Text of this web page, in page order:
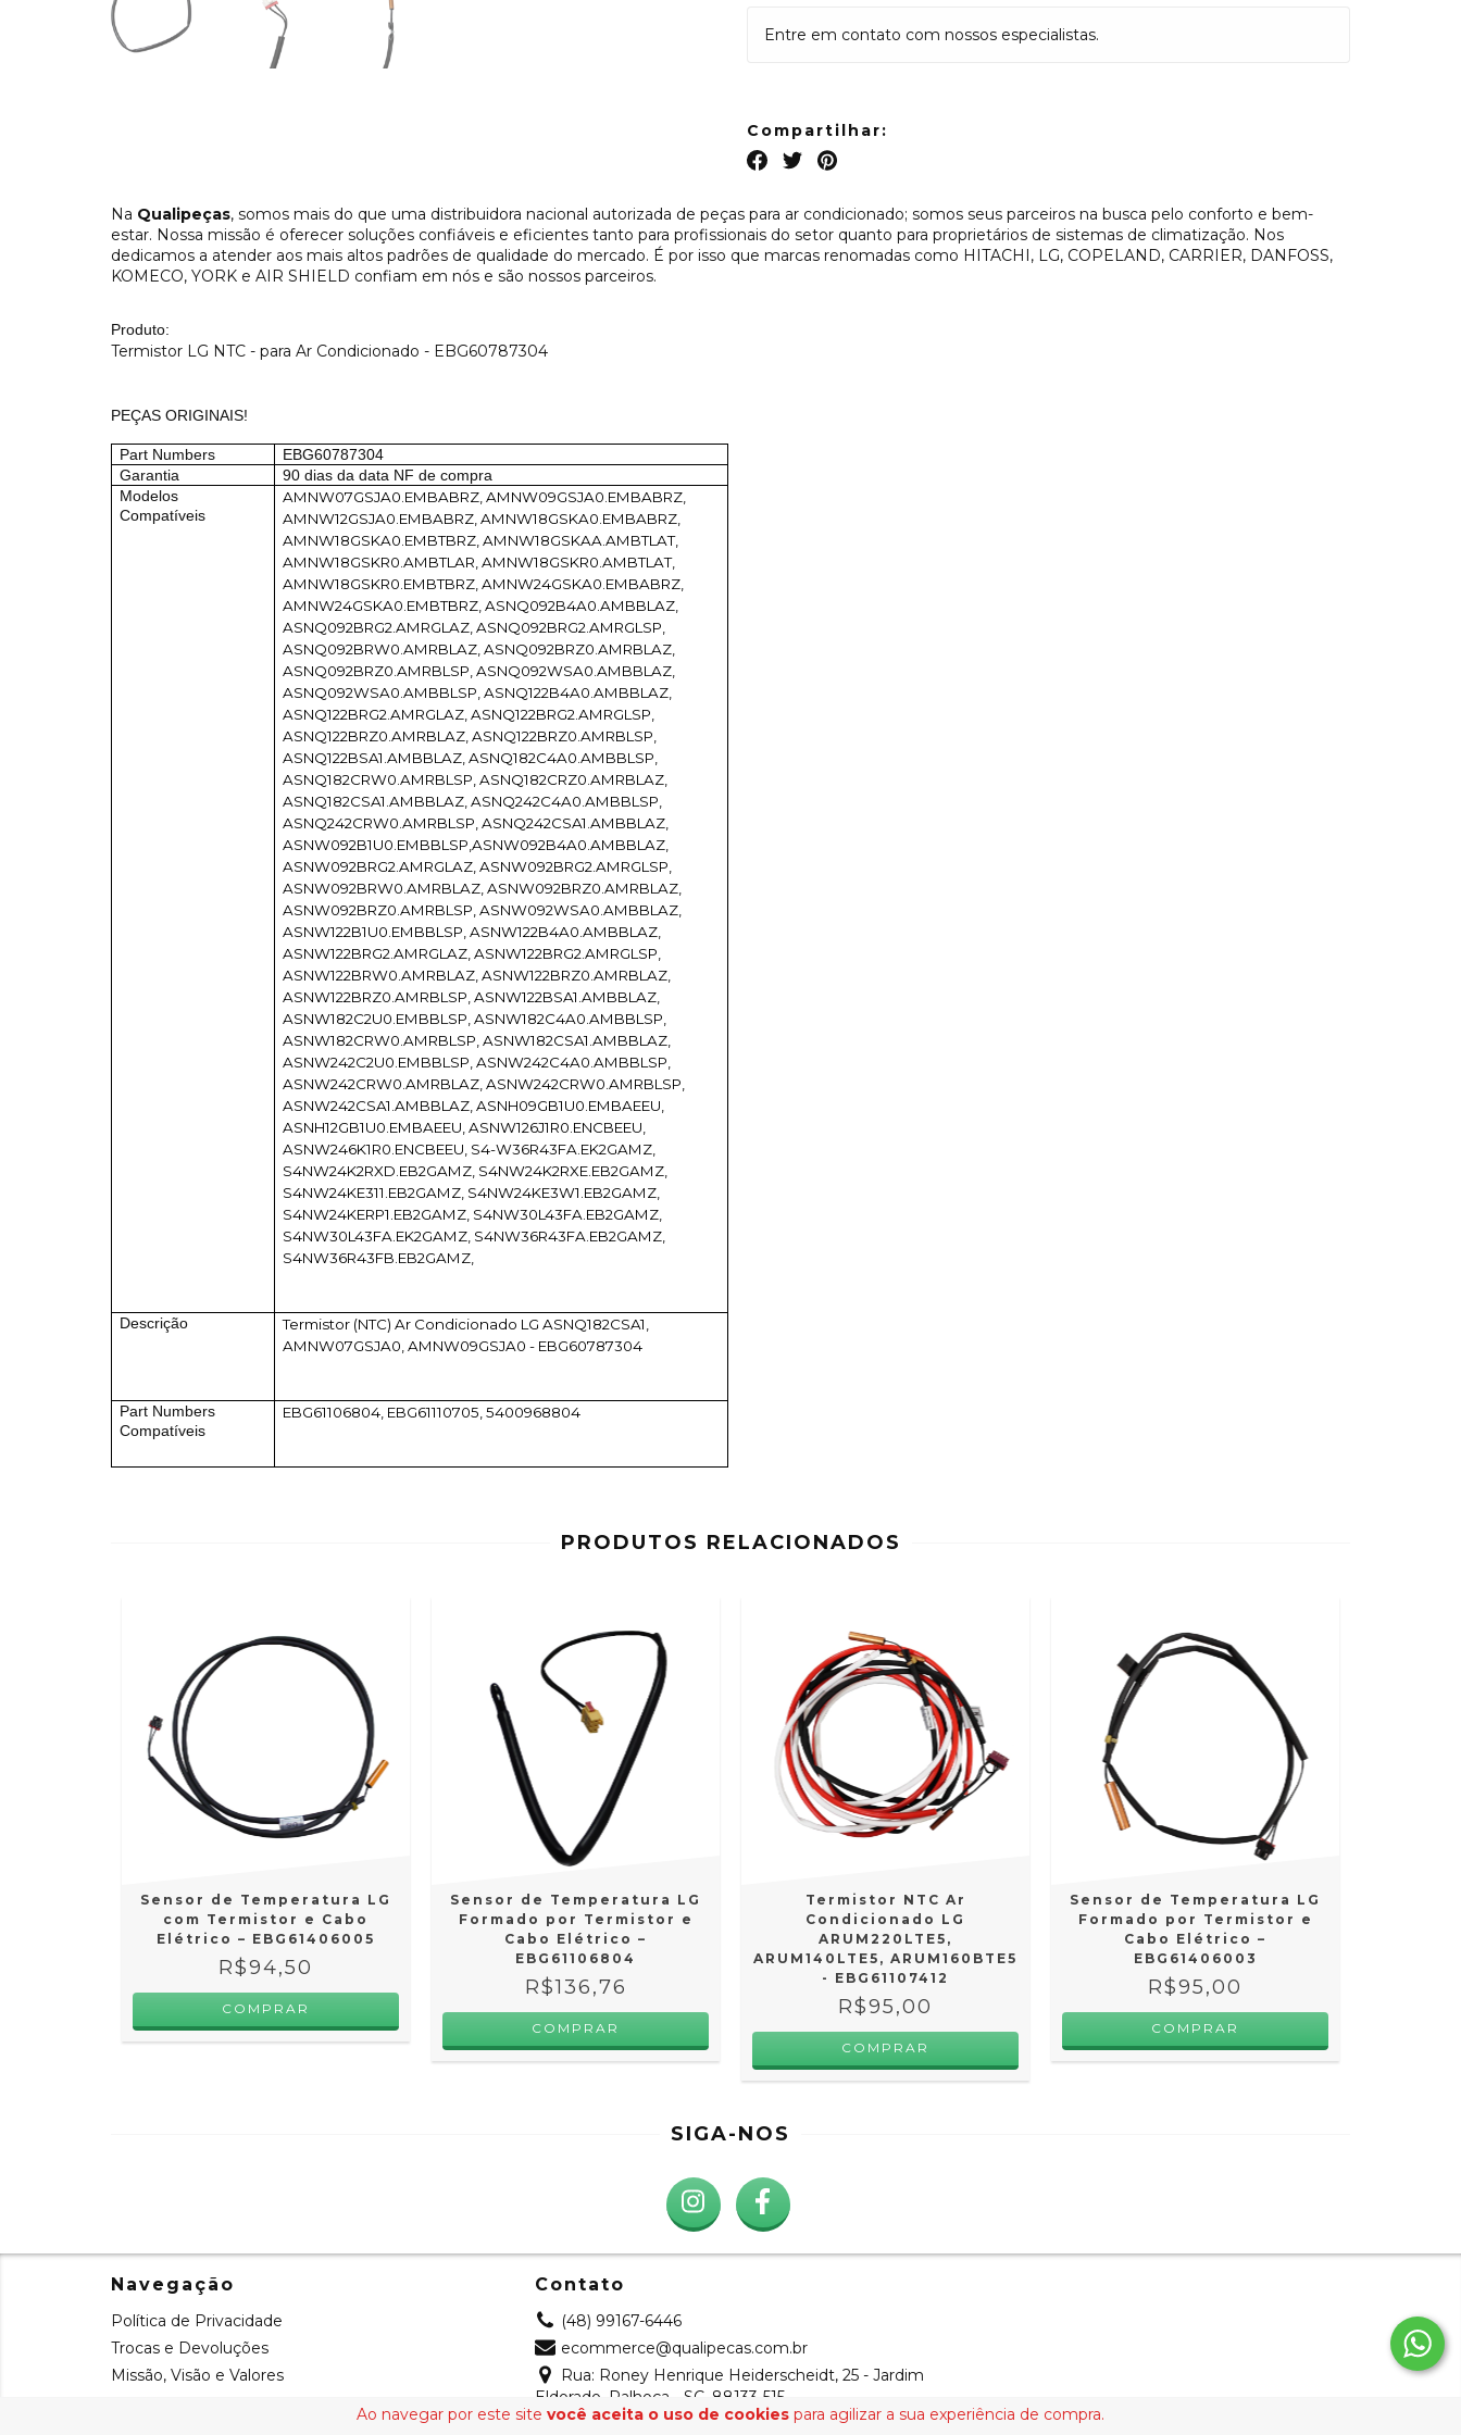
Ao navegar por este site você aceita o uso de cookies para agilizar a sua experiência de compra.
Entre em contato com nossos especialistas.
Compartilhar:
Na Qualipeças, somos mais do que uma distribuidora nacional autorizada de peças para ar condicionado; somos seus parceiros na busca pelo conforto e bem-
estar. Nossa missão é oferecer soluções confiáveis e eficientes tanto para profissionais do setor quanto para proprietários de sistemas de climatização. Nos
dedicamos a atender aos mais altos padrões de qualidade do mercado. É por isso que marcas renomadas como HITACHI, LG, COPELAND, CARRIER, DANFOSS,
KOMECO, YORK e AIR SHIELD confiam em nós e são nossos parceiros.
Produto:
Termistor LG NTC - para Ar Condicionado - EBG60787304
PEÇAS ORIGINAIS!
Part Numbers
EBG60787304
Garantia
90 dias da data NF de compra
Modelos
Compatíveis
AMNW07GSJA0.EMBABRZ, AMNW09GSJA0.EMBABRZ,
AMNW12GSJA0.EMBABRZ, AMNW18GSKA0.EMBABRZ,
AMNW18GSKA0.EMBTBRZ, AMNW18GSKAA.AMBTLAT,
AMNW18GSKR0.AMBTLAR, AMNW18GSKR0.AMBTLAT,
AMNW18GSKR0.EMBTBRZ, AMNW24GSKA0.EMBABRZ,
AMNW24GSKA0.EMBTBRZ, ASNQ092B4A0.AMBBLAZ,
ASNQ092BRG2.AMRGLAZ, ASNQ092BRG2.AMRGLSP,
ASNQ092BRW0.AMRBLAZ, ASNQ092BRZ0.AMRBLAZ,
ASNQ092BRZ0.AMRBLSP, ASNQ092WSA0.AMBBLAZ,
ASNQ092WSA0.AMBBLSP, ASNQ122B4A0.AMBBLAZ,
ASNQ122BRG2.AMRGLAZ, ASNQ122BRG2.AMRGLSP,
ASNQ122BRZ0.AMRBLAZ, ASNQ122BRZ0.AMRBLSP,
ASNQ122BSA1.AMBBLAZ, ASNQ182C4A0.AMBBLSP,
ASNQ182CRW0.AMRBLSP, ASNQ182CRZ0.AMRBLAZ,
ASNQ182CSA1.AMBBLAZ, ASNQ242C4A0.AMBBLSP,
ASNQ242CRW0.AMRBLSP, ASNQ242CSA1.AMBBLAZ,
ASNW092B1U0.EMBBLSP,ASNW092B4A0.AMBBLAZ,
ASNW092BRG2.AMRGLAZ, ASNW092BRG2.AMRGLSP,
ASNW092BRW0.AMRBLAZ, ASNW092BRZ0.AMRBLAZ,
ASNW092BRZ0.AMRBLSP, ASNW092WSA0.AMBBLAZ,
ASNW122B1U0.EMBBLSP, ASNW122B4A0.AMBBLAZ,
ASNW122BRG2.AMRGLAZ, ASNW122BRG2.AMRGLSP,
ASNW122BRW0.AMRBLAZ, ASNW122BRZ0.AMRBLAZ,
ASNW122BRZ0.AMRBLSP, ASNW122BSA1.AMBBLAZ,
ASNW182C2U0.EMBBLSP, ASNW182C4A0.AMBBLSP,
ASNW182CRW0.AMRBLSP, ASNW182CSA1.AMBBLAZ,
ASNW242C2U0.EMBBLSP, ASNW242C4A0.AMBBLSP,
ASNW242CRW0.AMRBLAZ, ASNW242CRW0.AMRBLSP,
ASNW242CSA1.AMBBLAZ, ASNH09GB1U0.EMBAEEU,
ASNH12GB1U0.EMBAEEU, ASNW126J1R0.ENCBEEU,
ASNW246K1R0.ENCBEEU, S4-W36R43FA.EK2GAMZ,
S4NW24K2RXD.EB2GAMZ, S4NW24K2RXE.EB2GAMZ,
S4NW24KE311.EB2GAMZ, S4NW24KE3W1.EB2GAMZ,
S4NW24KERP1.EB2GAMZ, S4NW30L43FA.EB2GAMZ,
S4NW30L43FA.EK2GAMZ, S4NW36R43FA.EB2GAMZ,
S4NW36R43FB.EB2GAMZ,
Descrição
Termistor (NTC) Ar Condicionado LG ASNQ182CSA1,
AMNW07GSJA0, AMNW09GSJA0 - EBG60787304
Part Numbers
Compatíveis
EBG61106804, EBG61110705, 5400968804
PRODUTOS RELACIONADOS
Sensor de Temperatura LG
com Termistor e Cabo
Elétrico – EBG61406005
R$94,50
Sensor de Temperatura LG
Formado por Termistor e
Cabo Elétrico –
EBG61106804
R$136,76
Termistor NTC Ar
Condicionado LG
ARUM220LTE5,
ARUM140LTE5, ARUM160BTE5
- EBG61107412
R$95,00
Sensor de Temperatura LG
Formado por Termistor e
Cabo Elétrico –
EBG61406003
R$95,00
SIGA-NOS
Navegação
Política de Privacidade
Trocas e Devoluções
Missão, Visão e Valores
Contato
(48) 99167-6446
ecommerce@qualipecas.com.br
Rua: Roney Henrique Heiderscheidt, 25 - Jardim
Eldorado, Palhoça - SC, 88133-515